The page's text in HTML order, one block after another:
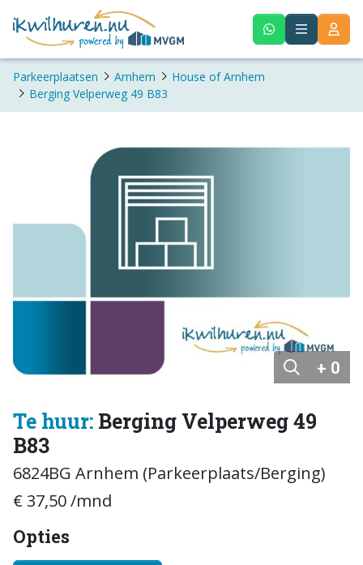
Parkeerplaatsen Arnhem
House of Arnhem
Berging Velperweg 49 B83
+ 0
Te huur: Berging Velperweg 49
B83
6824BG Arnhem (Parkeerplaats/Berging)
€ 37,50 /mnd
Opties